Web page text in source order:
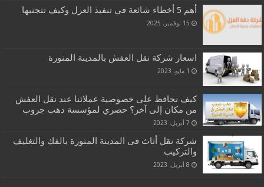
أهم 5 أخطاء شائعة في تنفيذ العزل وكيف تتجنبها
15 نوفمبر، 2025
اسعار شركة نقل العفش بالمدينة المنورة
1 مايو، 2023
كيف نحافظ على خصوصية عملائنا عند نقل العفش
من مكان إلى آخر؟ حصري لمؤسسة دهب جروب
7 أبريل، 2023
شركة نقل أثاث فى المدينة المنورة بالفك والتغليف
والتركيب
8 أبريل، 2023